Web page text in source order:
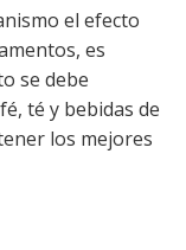
el efecto
es
se debe
té y bebidas de
los mejores